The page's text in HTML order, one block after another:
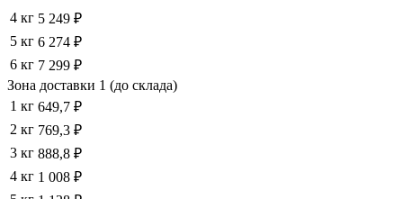
4 кг 5 249 ₽
5 кг 6 274 ₽
6 кг 7 299 ₽
Зона доставки 1 (до склада)
1 кг 649,7 ₽
2 кг 769,3 ₽
3 кг 888,8 ₽
4 кг 1 008 ₽